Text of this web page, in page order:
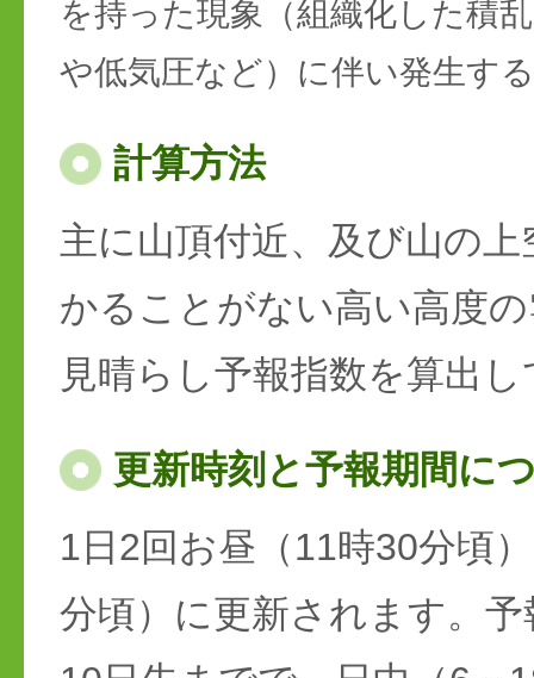
を持った現象（組織化した積
や低気圧など）に伴い発生す
計算方法
主に山頂付近、及び山の
かることがない高い高度
見晴らし予報指数を算出
更新時刻と予報期間に
1日2回お昼（11時30分頃
分頃）に更新されます。